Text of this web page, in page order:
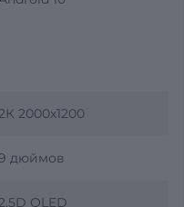
2000x1200
дюймов
QLED